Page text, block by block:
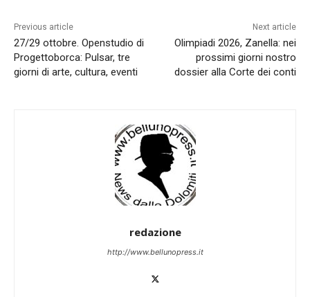
Previous article
27/29 ottobre. Openstudio di
Progettoborca: Pulsar, tre
giorni di arte, cultura, eventi
Next article
Olimpiadi 2026, Zanella: nei
prossimi giorni nostro
dossier alla Corte dei conti
redazione
http://www.bellunopress.it